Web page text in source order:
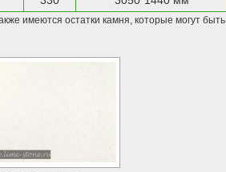
имеются остатки камня, которые могут быть